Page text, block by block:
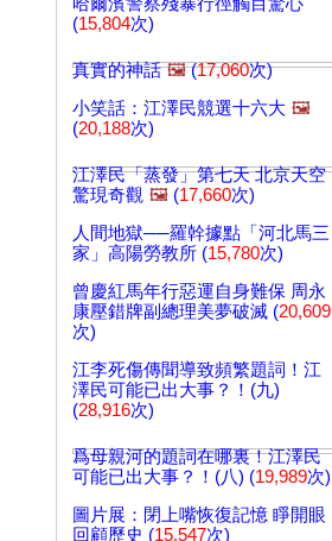
(15,804次)
真實的神話 🖼️(17,060次)
小笑話：江澤民競選十六大 🖼️
(20,188次)
江澤民「蒸發」第七天 北京天空
驚現奇觀 🖼️ (17,660次)
人間地獄──羅幹據點「河北馬三
家」高陽勞教所 (15,780次)
曾慶紅馬年行惡運自身難保 周永
康壓錯牌副總理美夢破滅 (20,609
次)
江李死傷傳聞導致頻繁題詞！江
澤民可能已出大事？！(九)
(28,916次)
爲母親河的題詞在哪裏！江澤民
可能已出大事？！(八) (19,989次)
圖片展：閉上嘴恢復記憶 睜開眼
回顧歷史 (15,547次)